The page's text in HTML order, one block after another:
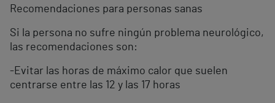
Recomendaciones para personas sanas
Si la persona no sufre ningún problema neurológico,
las recomendaciones son:
-Evitar las horas de máximo calor que suelen
centrarse entre las 12 y las 17 horas